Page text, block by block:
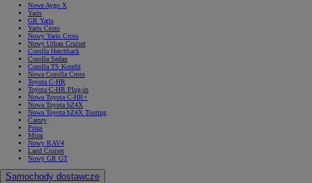
Nowe Aygo X
Yaris
GR Yaris
Yaris Cross
Nowy Yaris Cross
Nowy Urban Cruiser
Corolla Hatchback
Corolla Sedan
Corolla TS Kombi
Nowa Corolla Cross
Toyota C-HR
Toyota C-HR Plug-in
Nowa Toyota C-HR+
Nowa Toyota bZ4X
Nowa Toyota bZ4X Touring
Camry
Prius
Mirai
Nowy RAV4
Land Cruiser
Nowy GR GT
Samochody dostawcze